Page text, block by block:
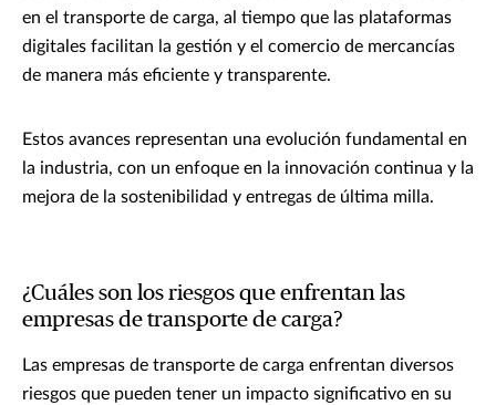
en el transporte de carga, al tiempo que las plataformas
digitales facilitan la gestión y el comercio de mercancías
de manera más eficiente y transparente.
Estos avances representan una evolución fundamental en
la industria, con un enfoque en la innovación continua y la
mejora de la sostenibilidad y entregas de última milla.
¿Cuáles son los riesgos que enfrentan las
empresas de transporte de carga?
Las empresas de transporte de carga enfrentan diversos
riesgos que pueden tener un impacto significativo en su